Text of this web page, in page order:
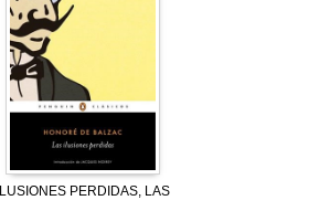
ILUSIONES PERDIDAS, LAS